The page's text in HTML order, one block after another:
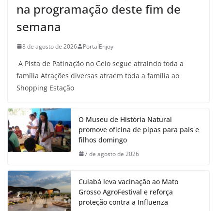
na programação deste fim de
semana
8 de agosto de 2026 PortalEnjoy
A Pista de Patinação no Gelo segue atraindo toda a
família Atrações diversas atraem toda a família ao
Shopping Estação
O Museu de História Natural
promove oficina de pipas para pais e
filhos domingo
7 de agosto de 2026
Cuiabá leva vacinação ao Mato
Grosso AgroFestival e reforça
proteção contra a Influenza